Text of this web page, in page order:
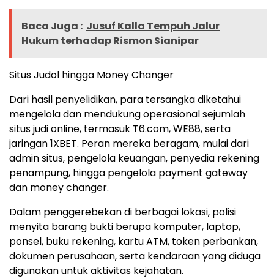
Baca Juga : Jusuf Kalla Tempuh Jalur
Hukum terhadap Rismon Sianipar
Situs Judol hingga Money Changer
Dari hasil penyelidikan, para tersangka diketahui
mengelola dan mendukung operasional sejumlah
situs judi online, termasuk T6.com, WE88, serta
jaringan 1XBET. Peran mereka beragam, mulai dari
admin situs, pengelola keuangan, penyedia rekening
penampung, hingga pengelola payment gateway
dan money changer.
Dalam penggerebekan di berbagai lokasi, polisi
menyita barang bukti berupa komputer, laptop,
ponsel, buku rekening, kartu ATM, token perbankan,
dokumen perusahaan, serta kendaraan yang diduga
digunakan untuk aktivitas kejahatan.